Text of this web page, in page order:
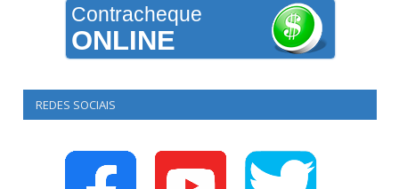
Contracheque
ONLINE
REDES SOCIAIS